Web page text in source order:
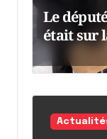
Le
était sur
chaumine